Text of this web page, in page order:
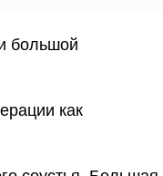
большой
как